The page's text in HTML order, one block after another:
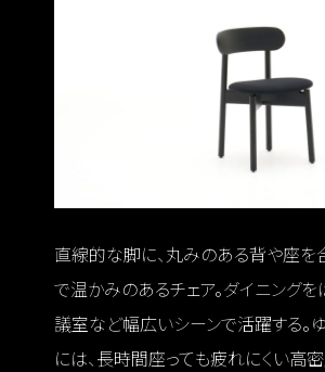
直線的な脚に、丸みのある背や座を
で温かみのあるチェア。ダイニング
議室など幅広いシーンで活躍する。
には、長時間座っても疲れにくい高